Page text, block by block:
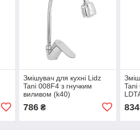
Змішувач для кухні Lidz
Tani 008F4 з гнучким
виливом (k40)
LDTAN008F4CRM44972
Chrome
786₴
Tani
834